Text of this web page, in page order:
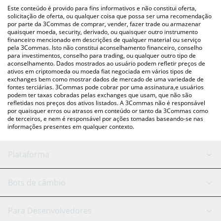
acima para verificar o último preço de USDFC nas principais
moedas fiat e criptográficas.
Este conteúdo é provido para fins informativos e não constitui oferta,
solicitação de oferta, ou qualquer coisa que possa ser uma recomendação
por parte da 3Commas de comprar, vender, fazer trade ou armazenar
quaisquer moeda, security, derivado, ou quaisquer outro instrumento
financeiro mencionado em descrições de qualquer material ou serviço
pela 3Commas. Isto não constitui aconselhamento financeiro, conselho
para investimentos, conselho para trading, ou qualquer outro tipo de
aconselhamento. Dados mostrados ao usuário podem refletir preços de
ativos em criptomoeda ou moeda fiat negociada em vários tipos de
exchanges bem como mostrar dados de mercado de uma variedade de
fontes terciárias. 3Commas pode cobrar por uma assinatura,e usuários
podem ter taxas cobradas pelas exchanges que usam, que não são
refletidas nos preços dos ativos listados. A 3Commas não é responsável
por quaisquer erros ou atrasos em conteúdo or tanto da 3Commas como
de terceiros, e nem é responsável por ações tomadas baseando-se nas
informações presentes em qualquer contexto.
Plataforma
Bot GRID
Bots de câmbio
Binance
Para Desenvolvedores